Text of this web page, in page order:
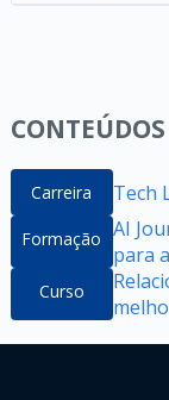
Carreira Tech
Formação AI
para
Curso